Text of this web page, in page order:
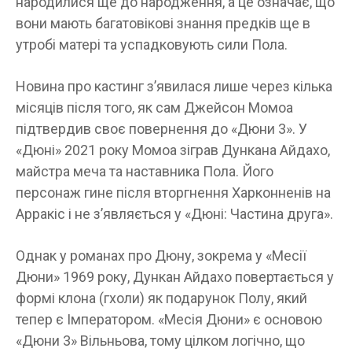
вони мають багатовікові знання предків ще в
утробі матері та успадковують сили Пола.
Новина про кастинг з’явилася лише через кілька
місяців після того, як сам Джейсон Момоа
підтвердив своє повернення до «Дюни 3». У
«Дюні» 2021 року Момоа зіграв Дункана Айдахо,
майстра меча та наставника Пола. Його
персонаж гине після вторгнення Харконненів на
Арракіс і не з’являється у «Дюні: Частина друга».
Однак у романах про Дюну, зокрема у «Месії
Дюни» 1969 року, Дункан Айдахо повертається у
формі клона (гхоли) як подарунок Полу, який
тепер є Імператором. «Месія Дюни» є основою
«Дюни 3» Вільньова, тому цілком логічно, що